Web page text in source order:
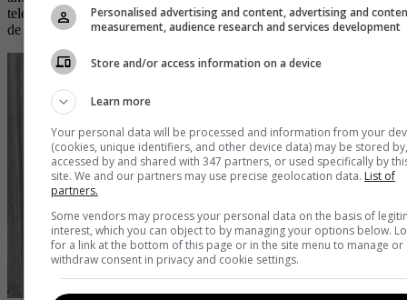
televisión... Empecé a grabar una serie donde voy a tener mi sueño
de por fin actuar”.
Personalised advertising and content, advertising and
measurement, audience research and services development
Store and/or access information on a device
Learn more
Your personal data will be processed and information from your
(cookies, unique identifiers, and other device data) may be stored by,
accessed by and shared with 347 partners, or used specifically by
site. We and our partners may use precise geolocation data. List of
partners.
Some vendors may process your personal data on the basis of
interest, which you can object to by managing your options below.
for a link at the bottom of this page or in the site menu to manage or
withdraw consent in privacy and cookie settings.